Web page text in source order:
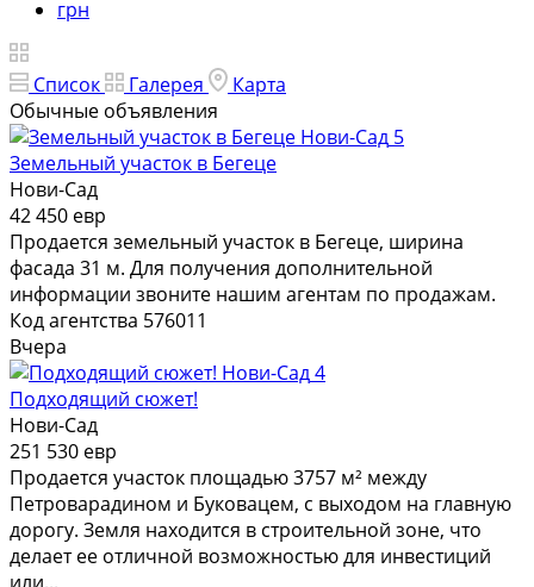
грн
Список Галерея
Карта
Обычные объявления
5
Земельный участок в Бегеце
Нови-Сад
42 450 евр
Продается земельный участок в Бегеце, ширина
фасада 31 м. Для получения дополнительной
информации звоните нашим агентам по продажам.
Код агентства 576011
Вчера
4
Подходящий сюжет!
Нови-Сад
251 530 евр
Продается участок площадью 3757 м² между
Петроварадином и Буковацем, с выходом на главную
дорогу. Земля находится в строительной зоне, что
делает ее отличной возможностью для инвестиций